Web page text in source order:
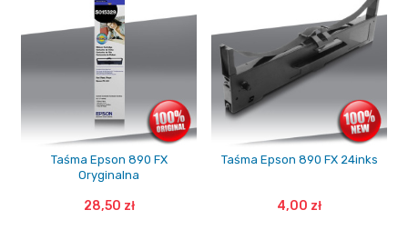
Taśma Epson 890 FX
Oryginalna
28,50 zł
Taśma Epson 890 FX 24inks
4,00 zł